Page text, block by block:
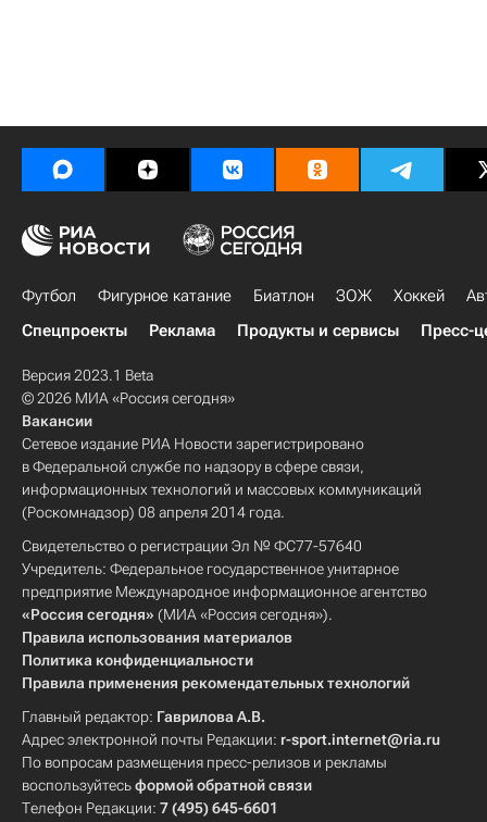
Футбол Фигурное катание Биатлон ЗОЖ Хоккей
Спецпроекты
Реклама Продукты и сервисы Пресс-
Версия 2023.1 Beta
© 2026 МИА «Россия сегодня»
Вакансии
Сетевое издание РИА Новости зарегистрировано
в Федеральной службе по надзору в сфере связи,
информационных технологий и массовых коммуникаций
(Роскомнадзор) 08 апреля 2014 года.
Свидетельство о регистрации Эл № ФС77-57640
Учредитель: Федеральное государственное унитарное
предприятие Международное информационное агентство
«Россия сегодня» (МИА «Россия сегодня»).
Правила использования материалов
Политика конфиденциальности
Правила применения рекомендательных технологий
Главный редактор: Гаврилова А.В.
Адрес электронной почты Редакции: r-sport.internet@ria.ru
По вопросам размещения пресс-релизов и рекламы
воспользуйтесьформой обратной связи
Телефон Редакции: 7 (495) 645-6601